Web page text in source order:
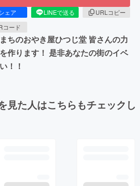
ェア LINEで送る
URLコピー
コード
ちのおやき屋ひつじ堂 皆さんの力
作ります！ 是非あなたの街のイベ
！！
見た人はこちらもチェックし